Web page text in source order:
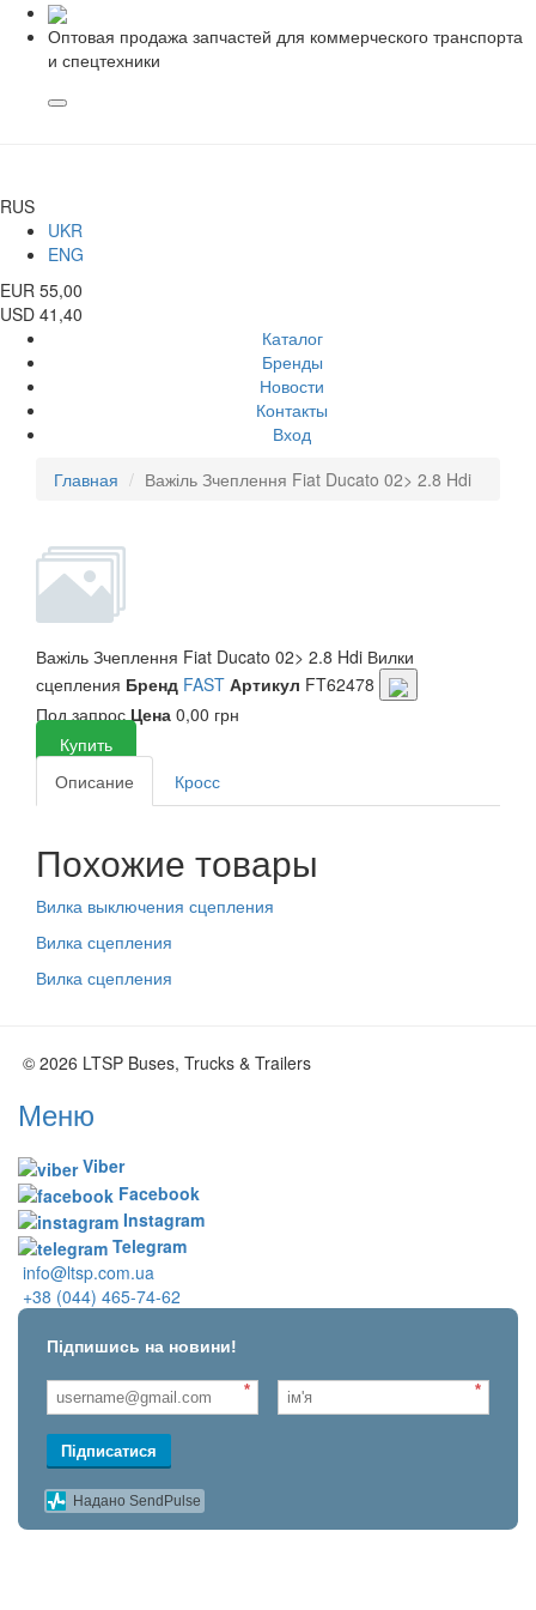
Оптовая продажа запчастей для коммерческого транспорта
и спецтехники
RUS
UKR
ENG
EUR 55,00
USD 41,40
Каталог
Бренды
Новости
Контакты
Вход
Главная
Важіль Зчеплення Fiat Ducato 02> 2.8 Hdi
Важіль Зчеплення Fiat Ducato 02> 2.8 Hdi Вилки
сцепления Бренд FAST Артикул FT62478
Под запросЦена 0,00 грн
Купить
Описание
Кросс
Похожие товары
Вилка выключения сцепления
Вилка сцепления
Вилка сцепления
© 2026 LTSP Buses, Trucks & Trailers
Меню
Viber
Facebook
Instagram
Telegram
info@ltsp.com.ua
+38 (044) 465-74-62
Підпишись на новини!
* *
Підписатися
Надано SendPulse